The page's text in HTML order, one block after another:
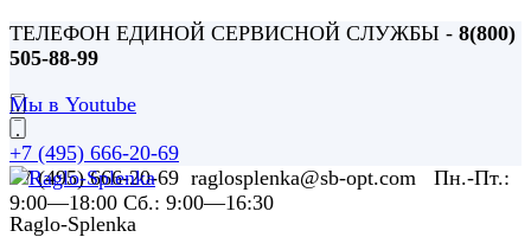
ТЕЛЕФОН ЕДИНОЙ СЕРВИСНОЙ СЛУЖБЫ - 8(800)
505-88-99
Мы в Youtube
+7 (495) 666-20-69 raglosplenka@sb-opt.com Пн.-Пт.:
9:00—18:00 Сб.: 9:00—16:30
+7 (495) 666-20-69
Raglo-Splenka